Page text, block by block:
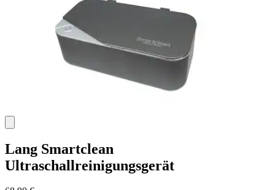
Lang Smartclean
Ultraschallreinigungsgerät